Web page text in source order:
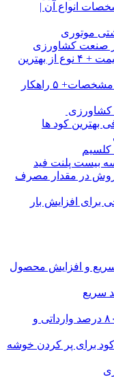
انواع آن |
موتوری
در صنعت کشاورزی
کود اهن اسپانیا مشخصات و قیمت + ۴ نوع از بهترین
کود ضد شوری (انتی سالت) و مشخصات+ ۵ راهکار
کشاورزی
بهترین کود ها
بیست پلنت فید
روی و سولفات روی + ۳ روش در مقدار مصرف
برای افزایش بار
سریع و افزایش محصول
سریع
قیمت بهترین کود گوگرد مایع ۸۰ درصد وارداتی و
برای گندم و ۷ نوع کود برای پر کردن خوشه